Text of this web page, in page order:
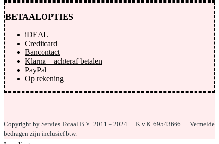
BETAALOPTIES
iDEAL
Creditcard
Bancontact
Klarna – achteraf betalen
PayPal
Op rekening
Copyright by Servies Totaal B.V. 2011 – 2024 K.v.K. 69543666 Vermelde
bedragen zijn inclusief btw.